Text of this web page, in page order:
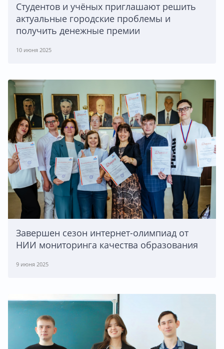
Студентов и учёных приглашают решить
актуальные городские проблемы и
получить денежные премии
10 июня 2025
Завершен сезон интернет-олимпиад от
НИИ мониторинга качества образования
9 июня 2025